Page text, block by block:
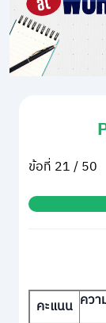
ข้อที่ 21 / 50
คะแนน คว